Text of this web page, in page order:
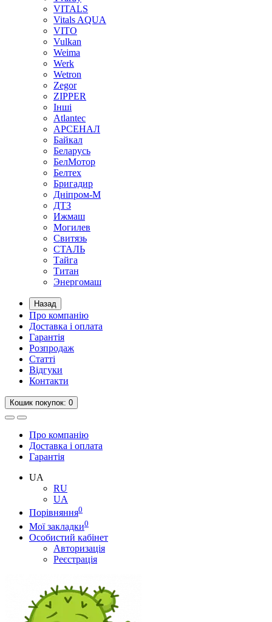
VITALS
Vitals AQUA
VITO
Vulkan
Weima
Werk
Wetron
Zegor
ZIPPER
Інші
Аtlantec
АРСЕНАЛ
Байкал
Беларусь
БелМотор
Белтех
Бригадир
Дніпром-М
ДТЗ
Ижмаш
Могилев
Свитязь
СТАЛЬ
Тайга
Титан
Энергомаш
Назад
Про компанію
Доставка і оплата
Гарантія
Розпродаж
Статті
Відгуки
Контакти
Кошик покупок: 0
Про компанію
Доставка і оплата
Гарантія
UA
RU
UA
Порівняння0
Мої закладки0
Особистий кабінет
Авторизація
Реєстрація